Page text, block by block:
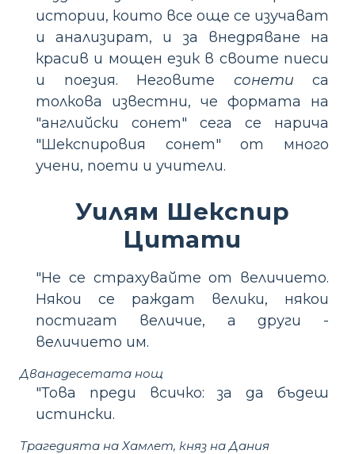
истории, които все още се изучават
и анализират, и за внедряване на
красив и мощен език в своите пиеси
и поезия. Неговите сонети са
толкова известни, че формата на
"английски сонет" сега се нарича
"Шекспировия сонет" от много
учени, поети и учители.
Уилям Шекспир
Цитати
"Не се страхувайте от величието.
Някои се раждат велики, някои
постигат величие, а други -
величието им.
Дванадесетата нощ
"Това преди всичко: за да бъдеш
истински.
Трагедията на Хамлет, княз на Дания